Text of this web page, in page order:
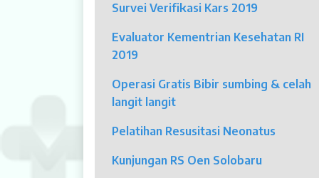
Bronkoskopi
Dokter
Sunday Clinic
Dokter Spesialis
Dokter Umum
Survei Verifikasi Kars 2019
Evaluator Kementrian Kesehatan RI
2019
Operasi Gratis Bibir sumbing & celah
langit langit
Pelatihan Resusitasi Neonatus
Kunjungan RS Oen Solobaru